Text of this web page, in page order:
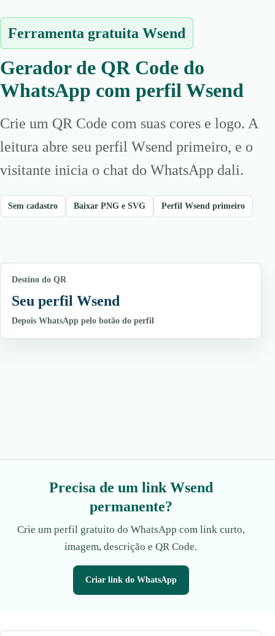
Ferramenta gratuita Wsend
Gerador de QR Code do
WhatsApp com perfil Wsend
Crie um QR Code com suas cores e logo. A
leitura abre seu perfil Wsend primeiro, e o
visitante inicia o chat do WhatsApp dali.
Sem cadastro Baixar PNG e SVG Perfil Wsend primeiro
Destino do QR
Seu perfil Wsend
Depois WhatsApp pelo botão do perfil
Precisa de um link Wsend
permanente?
Crie um perfil gratuito do WhatsApp com link curto,
imagem, descrição e QR Code.
Criar link do WhatsApp